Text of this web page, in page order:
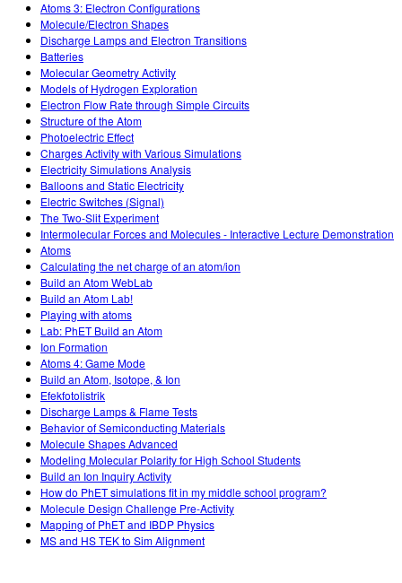
Atoms 3: Electron Configurations
Molecule/Electron Shapes
Discharge Lamps and Electron Transitions
Batteries
Molecular Geometry Activity
Models of Hydrogen Exploration
Electron Flow Rate through Simple Circuits
Structure of the Atom
Photoelectric Effect
Charges Activity with Various Simulations
Electricity Simulations Analysis
Balloons and Static Electricity
Electric Switches (Signal)
The Two-Slit Experiment
Intermolecular Forces and Molecules - Interactive Lecture Demonstration
Atoms
Calculating the net charge of an atom/ion
Build an Atom WebLab
Build an Atom Lab!
Playing with atoms
Lab: PhET Build an Atom
Ion Formation
Atoms 4: Game Mode
Build an Atom, Isotope, & Ion
Efekfotolistrik
Discharge Lamps & Flame Tests
Behavior of Semiconducting Materials
Molecule Shapes Advanced
Modeling Molecular Polarity for High School Students
Build an Ion Inquiry Activity
How do PhET simulations fit in my middle school program?
Molecule Design Challenge Pre-Activity
Mapping of PhET and IBDP Physics
MS and HS TEK to Sim Alignment